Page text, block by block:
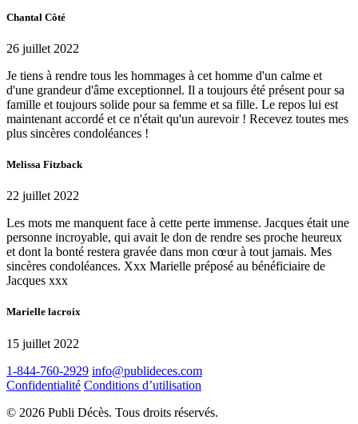
Chantal Côté
26 juillet 2022
Je tiens à rendre tous les hommages à cet homme d'un calme et
d'une grandeur d'âme exceptionnel. Il a toujours été présent pour sa
famille et toujours solide pour sa femme et sa fille. Le repos lui est
maintenant accordé et ce n'était qu'un aurevoir ! Recevez toutes mes
plus sincères condoléances !
Melissa Fitzback
22 juillet 2022
Les mots me manquent face à cette perte immense. Jacques était une
personne incroyable, qui avait le don de rendre ses proche heureux
et dont la bonté restera gravée dans mon cœur à tout jamais. Mes
sincères condoléances. Xxx Marielle préposé au bénéficiaire de
Jacques xxx
Marielle lacroix
15 juillet 2022
1-844-760-2929 info@publideces.com
Confidentialité Conditions d’utilisation
© 2026 Publi Décès. Tous droits réservés.